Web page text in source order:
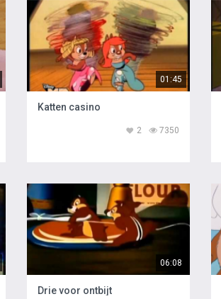
01:45
Katten casino
7350
2
06:08
Drie voor ontbijt